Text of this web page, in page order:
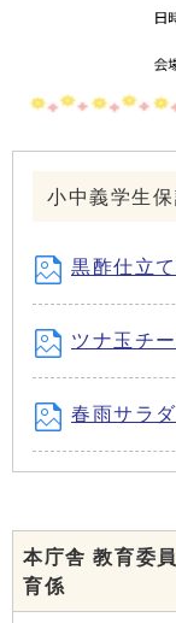
小中義学生
黒酢仕立
ツナ玉チ
春雨サラダ
本庁舎 教育委
育係